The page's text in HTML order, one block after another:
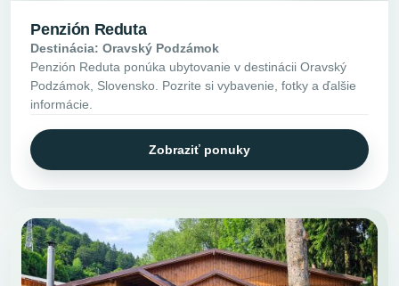
Penzión Reduta
Destinácia: Oravský Podzámok
Penzión Reduta ponúka ubytovanie v destinácii Oravský
Podzámok, Slovensko. Pozrite si vybavenie, fotky a ďalšie
informácie.
Zobraziť ponuky